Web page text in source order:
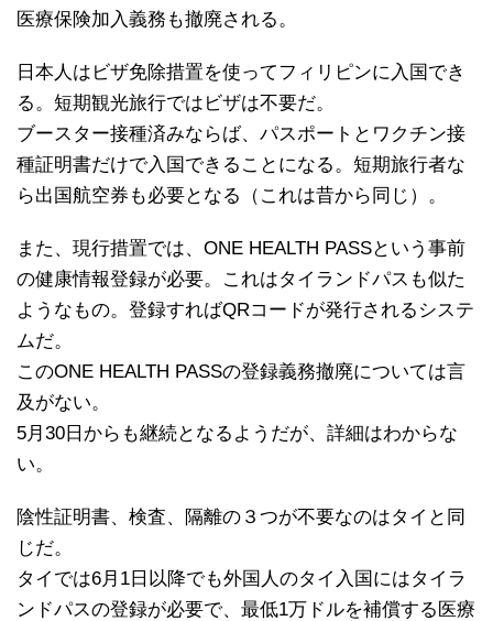
医療保険加入義務も撤廃される。
日本人はビザ免除措置を使ってフィリピンに入国でき
る。短期観光旅行ではビザは不要だ。
ブースター接種済みならば、パスポートとワクチン接
種証明書だけで入国できることになる。短期旅行者な
ら出国航空券も必要となる（これは昔から同じ）。
また、現行措置では、ONE HEALTH PASSという事前
の健康情報登録が必要。これはタイランドパスも似た
ようなもの。登録すればQRコードが発行されるシステ
ムだ。
このONE HEALTH PASSの登録義務撤廃については言
及がない。
5月30日からも継続となるようだが、詳細はわからな
い。
陰性証明書、検査、隔離の３つが不要なのはタイと同
じだ。
タイでは6月1日以降でも外国人のタイ入国にはタイラ
ンドパスの登録が必要で、最低1万ドルを補償する医療